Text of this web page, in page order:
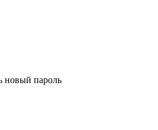
новый пароль